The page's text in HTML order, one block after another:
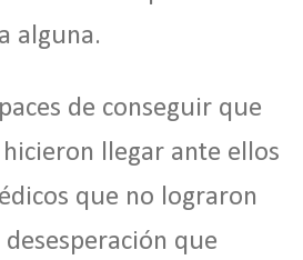
alguna.
de conseguir que
llegar ante ellos
que no lograron
desesperación que